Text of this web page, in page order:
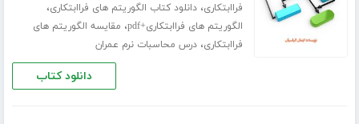
فراابتکاری،دانلود کتاب الگوریتم های فراابتکاری،
الگوریتم های فراابتکاری+pdf ، مقایسه الگوریتم های
فراابتکاری،درس محاسبات نرم عمران
دانلود کتاب